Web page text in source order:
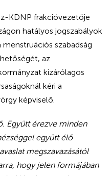
KDNP frakcióvezetője
hatályos jogszabályok
szabadság
az
kizárólagos
kéri a
képviselő.
Együtt érezve minden
együtt élő
megszavazásától
hogy jelen formájában